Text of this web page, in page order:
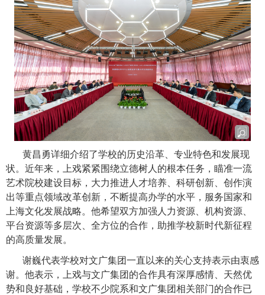
黄昌勇详细介绍了学校的历史沿革、专业特色和发展现
状。近年来，上戏紧紧围绕立德树人的根本任务，瞄准一流
艺术院校建设目标，大力推进人才培养、科研创新、创作演
出等重点领域改革创新，不断提高办学的水平，服务国家和
上海文化发展战略。他希望双方加强人力资源、机构资源、
平台资源等多层次、全方位的合作，助推学校新时代新征程
的高质量发展。
谢巍代表学校对文广集团一直以来的关心支持表示由衷感
谢。他表示，上戏与文广集团的合作具有深厚感情、天然优
势和良好基础，学校不少院系和文广集团相关部门的合作已